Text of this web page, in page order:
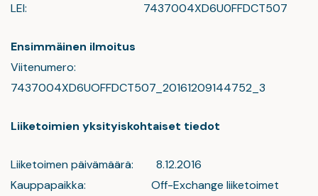
LEI: 7437004XD6U0FFDCT507
Ensimmäinen ilmoitus
Viitenumero:
7437004XD6UOFFDCT507_20161209144752_3
Liiketoimien yksityiskohtaiset tiedot
Liiketoimen päivämäärä: 8.12.2016
Kauppapaikka: Off-Exchange liiketoimet